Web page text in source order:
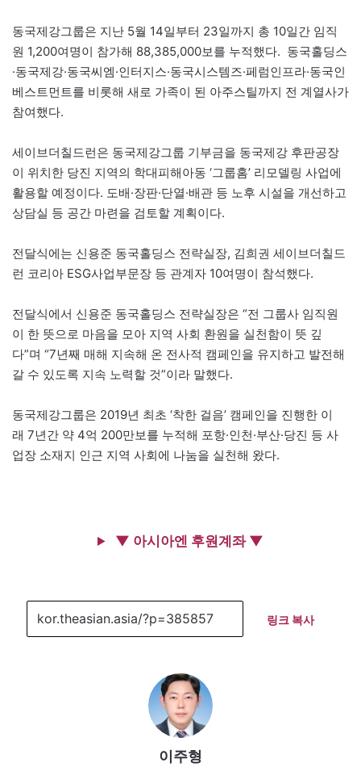
동국제강그룹은 지난 5월 14일부터 23일까지 총 10일간 임직
원 1,200여명이 참가해 88,385,000보를 누적했다. 동국홀딩스
·동국제강·동국씨엠·인터지스·동국시스템즈·페럼인프라·동국인
베스트먼트를 비롯해 새로 가족이 된 아주스틸까지 전 계열사가
참여했다.
세이브더칠드런은 동국제강그룹 기부금을 동국제강 후판공장
이 위치한 당진 지역의 학대피해아동 ‘그룹홈’ 리모델링 사업에
활용할 예정이다. 도배·장판·단열·배관 등 노후 시설을 개선하고
상담실 등 공간 마련을 검토할 계획이다.
전달식에는 신용준 동국홀딩스 전략실장, 김희권 세이브더칠드
런 코리아 ESG사업부문장 등 관계자 10여명이 참석했다.
전달식에서 신용준 동국홀딩스 전략실장은 “전 그룹사 임직원
이 한 뜻으로 마음을 모아 지역 사회 환원을 실천함이 뜻 깊
다”며 “7년째 매해 지속해 온 전사적 캠페인을 유지하고 발전해
갈 수 있도록 지속 노력할 것”이라 말했다.
동국제강그룹은 2019년 최초 ‘착한 걸음’ 캠페인을 진행한 이
래 7년간 약 4억 200만보를 누적해 포항·인천·부산·당진 등 사
업장 소재지 인근 지역 사회에 나눔을 실천해 왔다.
▼ 아시아엔 후원계좌 ▼
링크 복사
이주형